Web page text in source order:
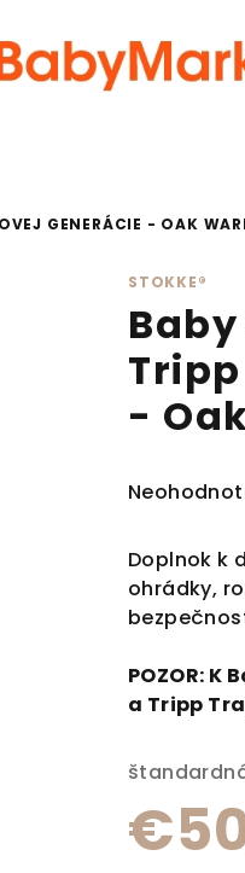
GENERÁCIE - OAK
STOKKE®
Baby
-
Priemerné
Doplnok k
ohrádky,
POZOR:
a Tripp